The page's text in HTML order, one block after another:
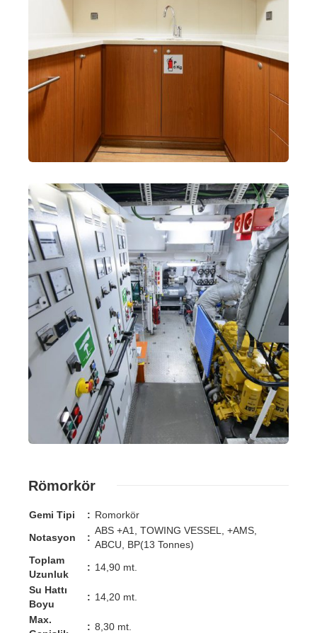
Römorkör
Gemi Tipi : Romorkör
Notasyon
:
ABS +A1, TOWING VESSEL, +AMS,
ABCU, BP(13 Tonnes)
Toplam
Uzunluk
: 14,90 mt.
Su Hattı
Boyu
: 14,20 mt.
Max.
: 8,30 mt.